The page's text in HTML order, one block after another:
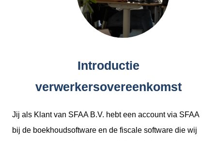
Introductie
verwerkersovereenkomst
Jij als Klant van SFAA B.V. hebt een account via SFAA
bij de boekhoudsoftware en de fiscale software die wij